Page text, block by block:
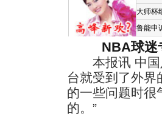
大师杯
鲁能申
NBA球迷
本报讯 中国
台就受到了外界
的一些问题时很
的。”